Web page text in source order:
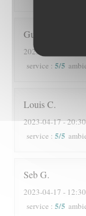
Guylaine
2023-04-18
service : 5/5
LouisC
2023-04-17- 20:30
service : 5/5
SebG
2023-04-17 -
service : 5/5